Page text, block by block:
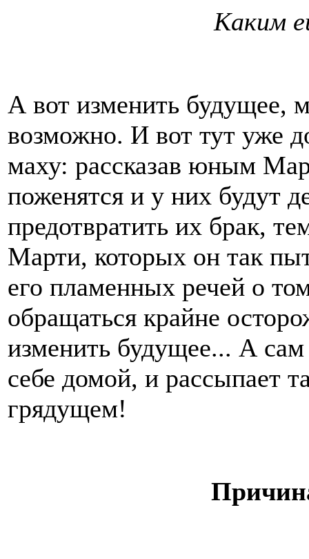
Каким
А вот изменить будущее,
возможно. И вот тут уже
маху: рассказав юным
поженятся и у них будут
предотвратить их брак,
Марти, которых он так
его пламенных речей о
обращаться крайне
изменить будущее... А
себе домой, и рассыпает
грядущем!